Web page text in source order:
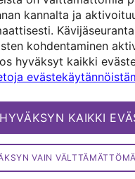
kannalta ja
kohdentaminen
hyväksyt kaikki
HYVÄKSYN KAIKKI
VAIN
evankelis-
media.
Kirkko ja kaupunki. All